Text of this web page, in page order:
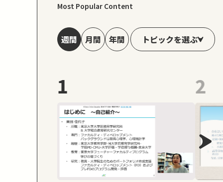
Most Popular Content
週間 月間 年間 トピックを選ぶ
1 2